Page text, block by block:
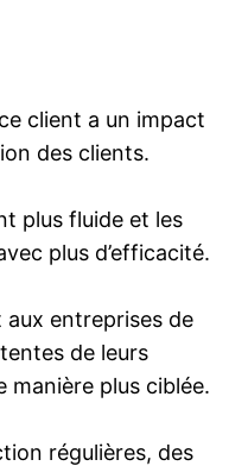
client a un impact
des clients.
plus fluide et les
plus d’efficacité.
entreprises de
de leurs
manière plus ciblée.
régulières, des